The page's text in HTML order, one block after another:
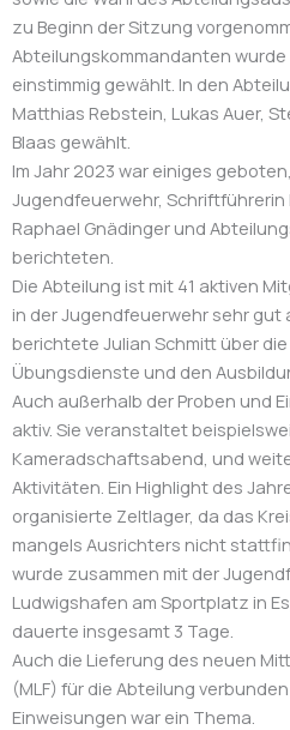
zu Beginn der Sitzung
Abteilungskommandanten
einstimmig gewählt. In den
Matthias Rebstein, Lukas Auer,
Blaas gewählt.
Im Jahr 2023 war einiges
Jugendfeuerwehr, Schriftführerin
Raphael Gnädinger und
berichteten.
Die Abteilung ist mit 41 aktiven
in der Jugendfeuerwehr sehr gut
berichtete Julian Schmitt über
Übungsdienste und den
Auch außerhalb der Proben und
aktiv. Sie veranstaltet
Kameradschaftsabend, und
Aktivitäten. Ein Highlight des
organisierte Zeltlager, da das
mangels Ausrichters nicht
wurde zusammen mit der
Ludwigshafen am Sportplatz in
dauerte insgesamt 3 Tage.
Auch die Lieferung des neuen
(MLF) für die Abteilung
Einweisungen war ein Thema.